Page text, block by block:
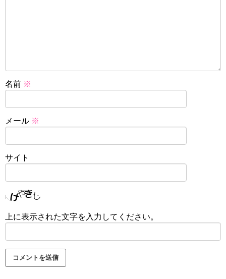
名前 ※
メール ※
サイト
上に表示された文字を入力してください。